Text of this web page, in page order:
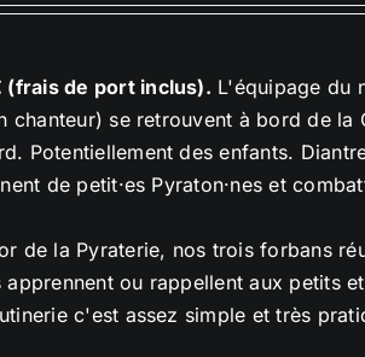
(frais de port inclus). L'équipage du
chanteur) se retrouvent à bord de
Potentiellement des enfants.
de petit·es Pyraton·nes et
de la Pyraterie, nos trois forbans
ou rappellent aux petits
c'est assez simple et très